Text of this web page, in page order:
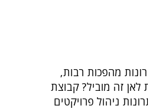
מהפכות רבות,
זה מוביל? קבוצת
ניהול פרויקטים